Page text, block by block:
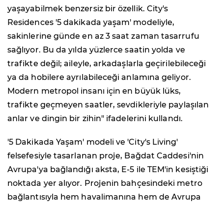
yaşayabilmek benzersiz bir özellik. City's
Residences '5 dakikada yaşam' modeliyle,
sakinlerine günde en az 3 saat zaman tasarrufu
sağlıyor. Bu da yılda yüzlerce saatin yolda ve
trafikte değil; aileyle, arkadaşlarla geçirilebileceği
ya da hobilere ayrılabileceği anlamına geliyor.
Modern metropol insanı için en büyük lüks,
trafikte geçmeyen saatler, sevdikleriyle paylaşılan
anlar ve dingin bir zihin" ifadelerini kullandı.
'5 Dakikada Yaşam' modeli ve 'City's Living'
felsefesiyle tasarlanan proje, Bağdat Caddesi'nin
Avrupa'ya bağlandığı aksta, E-5 ile TEM'in kesiştiği
noktada yer alıyor. Projenin bahçesindeki metro
bağlantısıyla hem havalimanına hem de Avrupa